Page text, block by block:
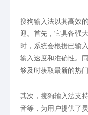
搜狗输入法以其高效
迎。首先，它具备强
时，系统会根据已输
输入速度和准确性。
够及时获取最新的热
其次，搜狗输入法支
音等，为用户提供了